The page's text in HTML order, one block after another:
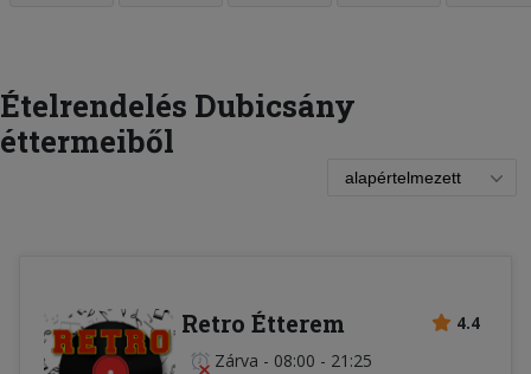
Ételrendelés Dubicsány
éttermeiből
4.4
Retro Étterem
Zárva - 08:00 - 21:25